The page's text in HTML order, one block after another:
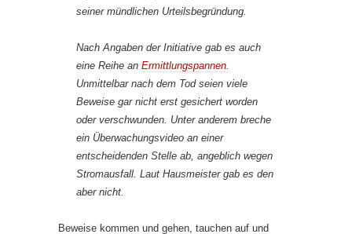
seiner mündlichen Urteilsbegründung.
Nach Angaben der Initiative gab es auch
eine Reihe an Ermittlungspannen
Unmittelbar nach dem Tod seien viele
Beweise gar nicht erst gesichert worden
oder verschwunden. Unter anderem breche
ein Überwachungsvideo an einer
entscheidenden Stelle ab, angeblich wegen
Stromausfall. Laut Hausmeister gab es den
aber nicht.
Beweise kommen und gehen, tauchen auf und